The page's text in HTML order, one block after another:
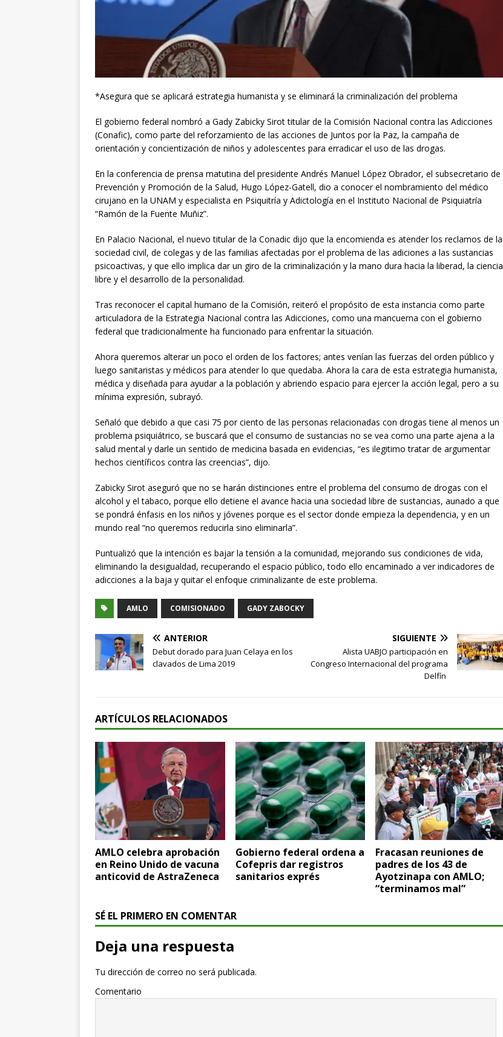
*Asegura que se aplicará estrategia humanista y se eliminará la criminalización del problema
El gobierno federal nombró a Gady Zabicky Sirot titular de la Comisión Nacional contra las Adicciones
(Conafic), como parte del reforzamiento de las acciones de Juntos por la Paz, la campaña de
orientación y concientización de niños y adolescentes para erradicar el uso de las drogas.
En la conferencia de prensa matutina del presidente Andrés Manuel López Obrador, el subsecretario de
Prevención y Promoción de la Salud, Hugo López-Gatell, dio a conocer el nombramiento del médico
cirujano en la UNAM y especialista en Psiquitría y Adictología en el Instituto Nacional de Psiquiatría
“Ramón de la Fuente Muñiz”.
En Palacio Nacional, el nuevo titular de la Conadic dijo que la encomienda es atender los reclamos de la
sociedad civil, de colegas y de las familias afectadas por el problema de las adiciones a las sustancias
psicoactivas, y que ello implica dar un giro de la criminalización y la mano dura hacia la liberad, la ciencia
libre y el desarrollo de la personalidad.
Tras reconocer el capital humano de la Comisión, reiteró el propósito de esta instancia como parte
articuladora de la Estrategia Nacional contra las Adicciones, como una mancuerna con el gobierno
federal que tradicionalmente ha funcionado para enfrentar la situación.
Ahora queremos alterar un poco el orden de los factores; antes venían las fuerzas del orden público y
luego sanitaristas y médicos para atender lo que quedaba. Ahora la cara de esta estrategia humanista,
médica y diseñada para ayudar a la población y abriendo espacio para ejercer la acción legal, pero a su
mínima expresión, subrayó.
Señaló que debido a que casi 75 por ciento de las personas relacionadas con drogas tiene al menos un
problema psiquiátrico, se buscará que el consumo de sustancias no se vea como una parte ajena a la
salud mental y darle un sentido de medicina basada en evidencias, “es ilegitimo tratar de argumentar
hechos científicos contra las creencias”, dijo.
Zabicky Sirot aseguró que no se harán distinciones entre el problema del consumo de drogas con el
alcohol y el tabaco, porque ello detiene el avance hacia una sociedad libre de sustancias, aunado a que
se pondrá énfasis en los niños y jóvenes porque es el sector donde empieza la dependencia, y en un
mundo real “no queremos reducirla sino eliminarla”.
Puntualizó que la intención es bajar la tensión a la comunidad, mejorando sus condiciones de vida,
eliminando la desigualdad, recuperando el espacio público, todo ello encaminado a ver indicadores de
adicciones a la baja y quitar el enfoque criminalizante de este problema.
AMLO COMISIONADO GADY ZABOCKY
ANTERIOR
Debut dorado para Juan Celaya en los
clavados de Lima 2019
SIGUIENTE
Alista UABJO participación en
Congreso Internacional del programa
Delfín
ARTÍCULOS RELACIONADOS
AMLO celebra aprobación
en Reino Unido de vacuna
anticovid de AstraZeneca
Gobierno federal ordena a
Cofepris dar registros
sanitarios exprés
Fracasan reuniones de
padres de los 43 de
Ayotzinapa con AMLO;
“terminamos mal”
SÉ EL PRIMERO EN COMENTAR
Deja una respuesta
Tu dirección de correo no será publicada.
Comentario